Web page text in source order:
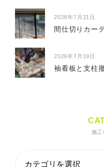
2026年7月21日
間仕切りカー
2026年7月19日
袖看板と支柱
施工